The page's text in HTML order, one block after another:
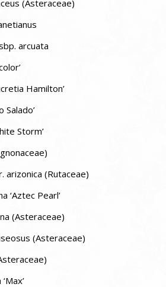
(Asteraceae)
arcuata
Hamilton’
Salado’
Storm’
arizonica (Rutaceae)
‘Aztec Pearl’
(Asteraceae)
(Asteraceae)